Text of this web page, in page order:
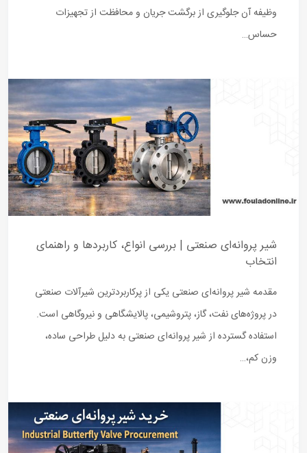
وظیفه آن جلوگیری از برگشت جریان و محافظت از تجهیزات
حساس…
شیر پروانه‌ای صنعتی | بررسی انواع، کاربردها و راهنمای
انتخاب
مقدمه شیر پروانه‌ای صنعتی یکی از پرکاربردترین شیرآلات صنعتی
در پروژه‌های نفت، گاز، پتروشیمی، پالایشگاهی و نیروگاهی است.
استفاده گسترده از شیر پروانه‌ای صنعتی به دلیل طراحی ساده،
وزن کم،…